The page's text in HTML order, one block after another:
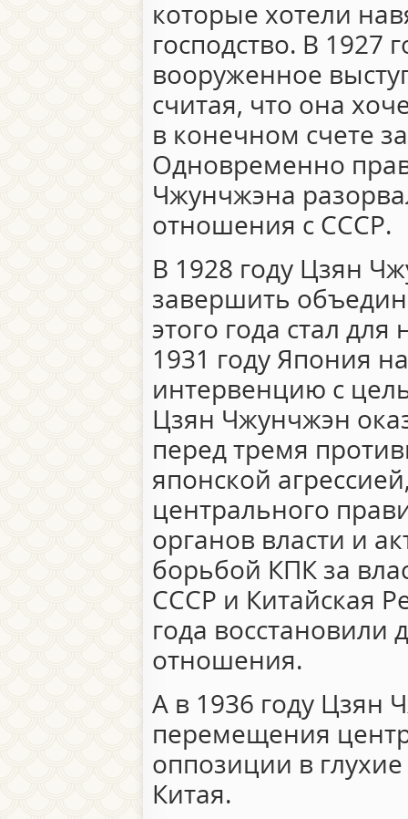
которые хотели
господство. В 1927
вооруженное
считая, что она
в конечном счете
Одновременно
Чжунчжэна
отношения с СССР.
В 1928 году Цзян
завершить
этого года стал
1931 году Япония
интервенцию с
Цзян Чжунчжэн
перед тремя
японской
центрального
органов власти и
борьбой КПК за
СССР и Китайская
года восстановили
отношения.
А в 1936 году Цзян
перемещения
оппозиции в
Китая.